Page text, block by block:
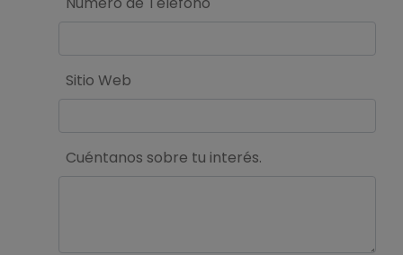
Sitio Web
Cuéntanos sobre tu interés.